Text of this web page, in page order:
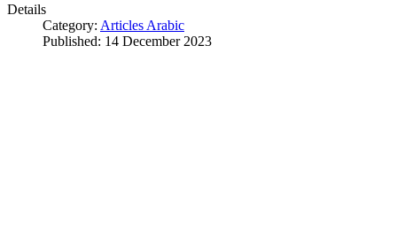
Details
Category: Articles Arabic
Published: 14 December 2023